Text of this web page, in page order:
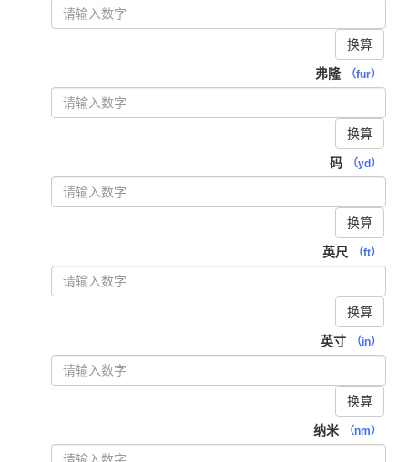
换算
弗隆
（fur）
换算
码
（yd）
换算
英尺
（ft）
换算
英寸
（in）
换算
纳米
（nm）